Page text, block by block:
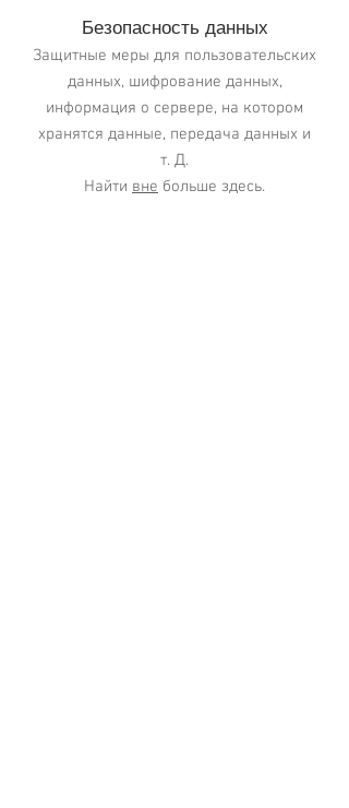
Безопасность данных
Защитные меры для пользовательских
данных, шифрование данных,
информация о сервере, на котором
хранятся данные, передача данных и
т. Д.
Найти вне больше здесь.